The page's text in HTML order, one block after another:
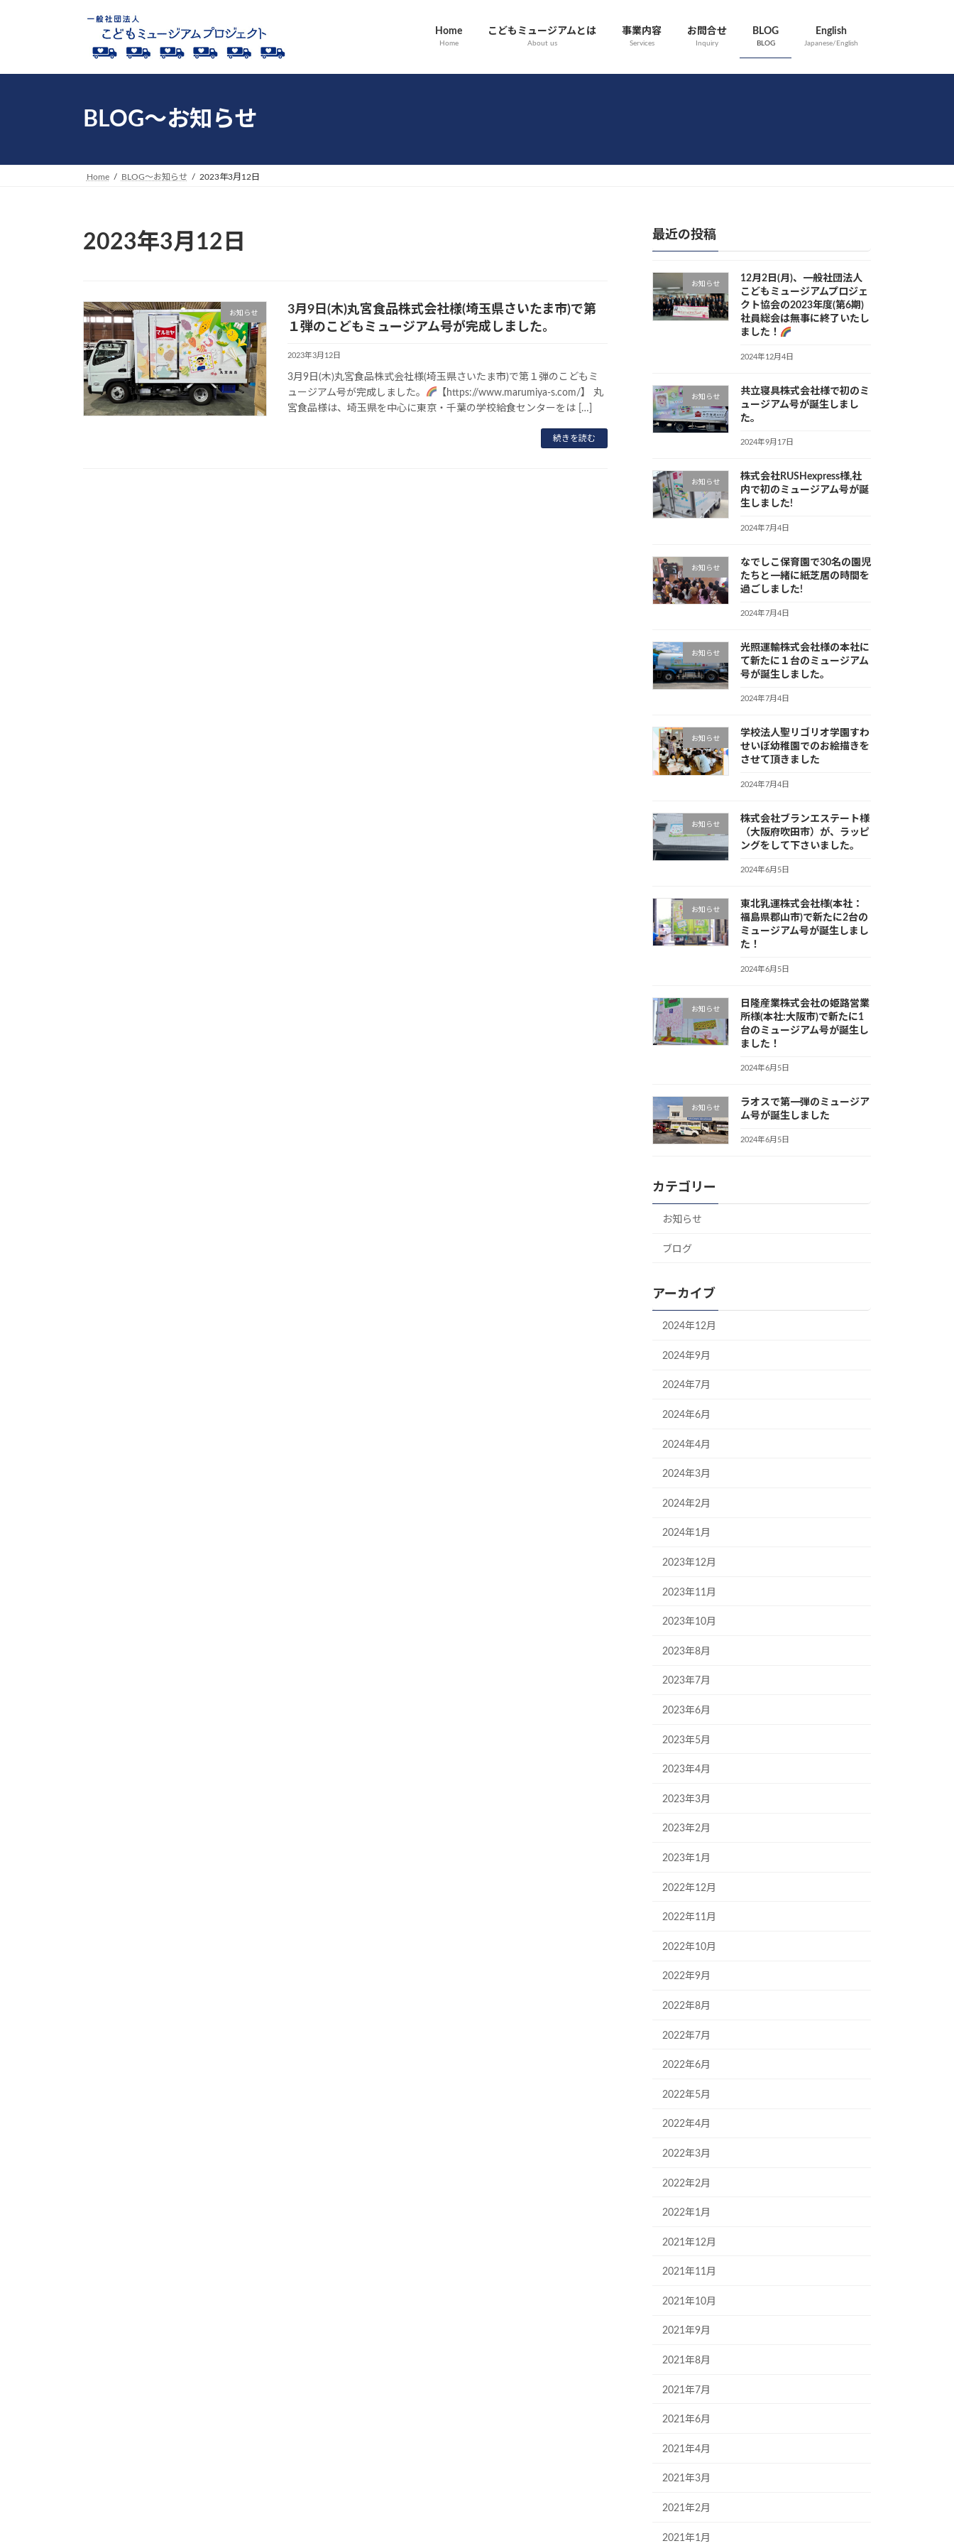
ツ
プ
シ
動
Home
Home
こどもミュージアムとは
About us
事業内容
Services
お問合せ
Inquiry
BLOG
BLOG
English
Japanese/English
BLOG～お知らせ
Home BLOG～お知らせ 2023年3月12日
2023年3月12日
お知らせ
3月9日(木)丸宮食品株式会社様(埼玉県さいたま市)で第
１弾のこどもミュージアム号が完成しました。
2023年3月12日
3月9日(木)丸宮食品株式会社様(埼玉県さいたま市)で第１弾のこどもミ
ュージアム号が完成しました。
【https://www.marumiya-s.com/】 丸
宮食品様は、埼玉県を中心に東京・千葉の学校給食センターをは […]
続きを読む
最近の投稿
お知らせ
12月2日(月)、一般社団法人
こどもミュージアムプロジェ
クト協会の2023年度(第6期)
社員総会は無事に終了いたし
ました！
2024年12月4日
お知らせ
共立寝具株式会社様で初のミ
ュージアム号が誕生しまし
た。
2024年9月17日
お知らせ
株式会社RUSHexpress様,社
内で初のミュージアム号が誕
生しました!
2024年7月4日
お知らせ
なでしこ保育園で30名の園児
たちと一緒に紙芝居の時間を
過ごしました!
2024年7月4日
お知らせ
光照運輸株式会社様の本社に
て新たに１台のミュージアム
号が誕生しました。
2024年7月4日
お知らせ
学校法人聖リゴリオ学園すわ
せいぼ幼稚園でのお絵描きを
させて頂きました
2024年7月4日
お知らせ
株式会社ブランエステート様
（大阪府吹田市）が、ラッピ
ングをして下さいました。
2024年6月5日
お知らせ
東北乳運株式会社様(本社：
福島県郡山市)で新たに2台の
ミュージアム号が誕生しまし
た！
2024年6月5日
お知らせ
日隆産業株式会社の姫路営業
所様(本社:大阪市)で新たに1
台のミュージアム号が誕生し
ました！
2024年6月5日
お知らせ
ラオスで第一弾のミュージア
ム号が誕生しました
2024年6月5日
カテゴリー
お知らせ
ブログ
アーカイブ
2024年12月
2024年9月
2024年7月
2024年6月
2024年4月
2024年3月
2024年2月
2024年1月
2023年12月
2023年11月
2023年10月
2023年8月
2023年7月
2023年6月
2023年5月
2023年4月
2023年3月
2023年2月
2023年1月
2022年12月
2022年11月
2022年10月
2022年9月
2022年8月
2022年7月
2022年6月
2022年5月
2022年4月
2022年3月
2022年2月
2022年1月
2021年12月
2021年11月
2021年10月
2021年9月
2021年8月
2021年7月
2021年6月
2021年4月
2021年3月
2021年2月
2021年1月